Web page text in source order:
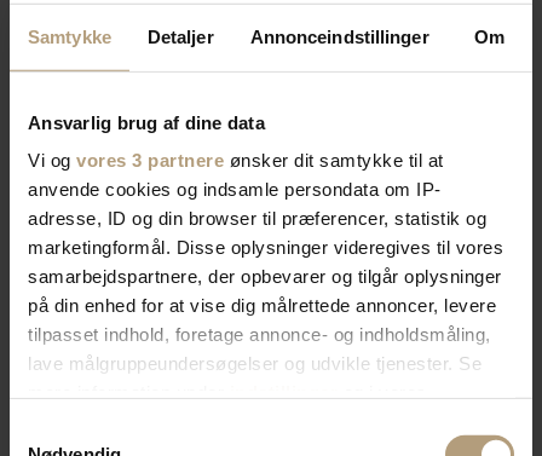
Samtykke Detaljer Annonceindstillinger Om
Ansvarlig brug af dine data
Vi og vores 3 partnere ønsker dit samtykke til at
anvende cookies og indsamle persondata om IP-
adresse, ID og din browser til præferencer, statistik og
marketingformål. Disse oplysninger videregives til vores
samarbejdspartnere, der opbevarer og tilgår oplysninger
på din enhed for at vise dig målrettede annoncer, levere
tilpasset indhold, foretage annonce- og indholdsmåling,
lave målgruppeundersøgelser og udvikle tjenester. Se
tilbage eller ændre indstillinger fra vores
🎉 GIVEAWAY 🎉⁠
Vind det stilfulde Sasha sofabord fra WOOOD 🤍 Et tidløst
sofabord, der passer perfekt ind i den moderne stue.⁠
Sådan deltager du:⁠
🤍 Følg @likehomedk⁠
🤍 Synes godt om opslaget⁠
🤍 Fortæl os, hvem du ville invitere på en kop kaffe ved dit nye
sofabord.⁠
🍀 Vi finder én heldig vinder den 23. august.⁠
handel. 🤍 Bliv gratis medlem af Likehomes kundeklub og få 10 %